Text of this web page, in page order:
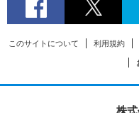
このサイトについて 利用規約
株